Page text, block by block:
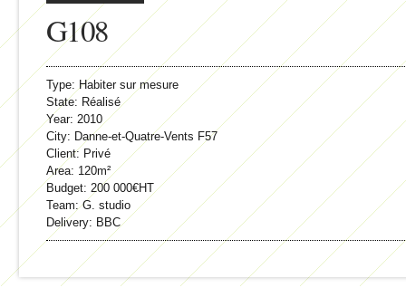
G108
Type: Habiter sur mesure
State: Réalisé
Year: 2010
City: Danne-et-Quatre-Vents F57
Client: Privé
Area: 120m²
Budget: 200 000€HT
Team:G. studio
Delivery: BBC